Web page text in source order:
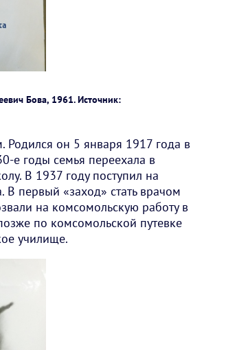
Бова, 1961. Источник:
Родился он 5 января 1917 года в
е годы семья переехала в
В 1937 году поступил на
В первый «заход» стать врачом
на комсомольскую работу в
по комсомольской путевке
училище.